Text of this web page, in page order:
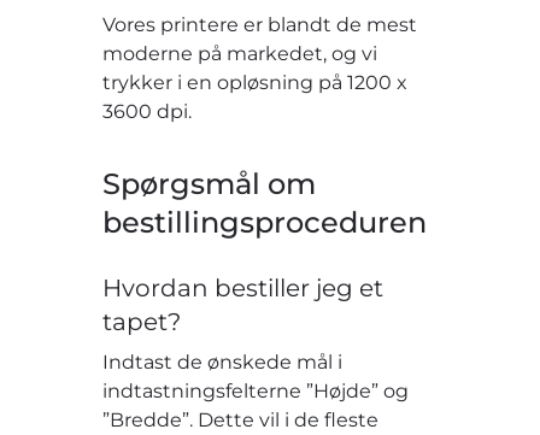
Vores printere er blandt de mest
moderne på markedet, og vi
trykker i en opløsning på 1200 x
3600 dpi.
Spørgsmål om
bestillingsproceduren
Hvordan bestiller jeg et
tapet?
Indtast de ønskede mål i
indtastningsfelterne ”Højde” og
”Bredde”. Dette vil i de fleste